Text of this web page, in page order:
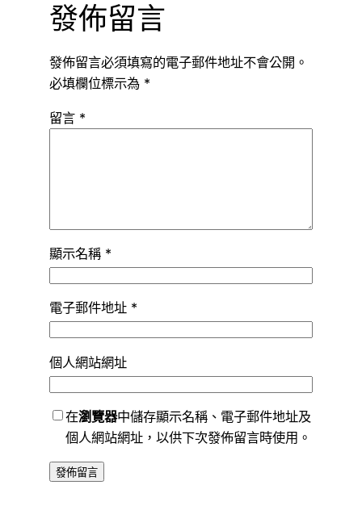
發佈留言
發佈留言必須填寫的電子郵件地址不會公開。
必填欄位標示為 *
留言 *
顯示名稱 *
電子郵件地址 *
個人網站網址
在瀏覽器中儲存顯示名稱、電子郵件地址及
個人網站網址，以供下次發佈留言時使用。